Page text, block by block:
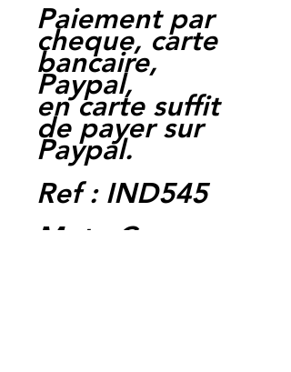
Paiement par
cheque, carte
bancaire,
Paypal,
en carte suffit
de payer sur
Paypal.
Ref : IND545
Moto Casse